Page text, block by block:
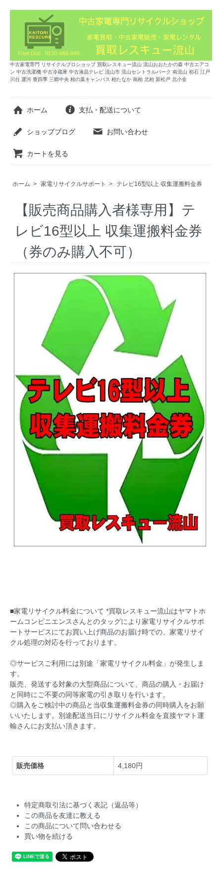
中古家電専門 リサイクルプロショップ 買取レスキュー流山 流山おおたかの森 中古エアコ
ン 中古洗濯機 中古冷蔵庫 中古液晶テレビ 流山市 流山セントラルパーク 南流山 初石 江戸
川台 運河 豊四季 三郷中央 柏の葉キャンパス 柏たなか 南柏 北柏 新松戸 北小金
ホーム 支払・配送について
ショップブログ お問い合わせ
カートを見る
ホーム > 家電リサイクルサポート > テレビ16型以上 収集運搬料金券
【販売商品購入者様専用】テ
レビ16型以上 収集運搬料金券
（券のみ購入不可）
■家電リサイクル料金について *買取レスキュー流山はヤマトホ
ームコンビニエンスさんとのタッグにより家電リサイクルサポ
ートサービスにてお買い上げ商品のお届け時での、家電リサイ
クル処理の対応を行っております。
◎サービスご利用には別途「家電リサイクル料金」が発生しま
す。
販売、発送する対象の大型商品について、商品の購入・お届け
と同時にご不要の同等家電の引き取りを行います。
◎購入をご検討中の商品と当収集運搬料金券の同時購入をお願
いいたします。別途配送当日にリサイクル料金を直接ヤマト運
輸さんにお支払い頂きます。
販売価格 4,180円
特定商取引法に基づく表記（返品等）
この商品を友達に教える
この商品について問い合わせる
買い物を続ける